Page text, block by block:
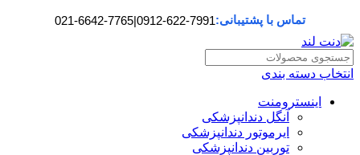
تماس با پشتیبانی:0912-622-7991
|
021-6642-7765
انتخاب دسته بندی
اینسترومنت
آنگل دندانپزشکی
ایرموتور دندانپزشکی
توربین دندانپزشکی